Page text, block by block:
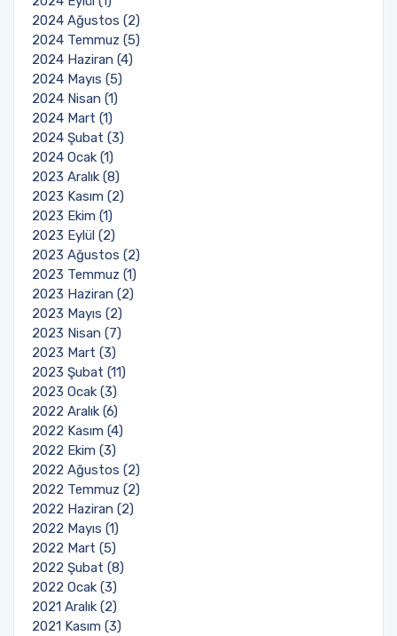
2024 Ağustos (2)
2024 Temmuz (5)
2024 Haziran (4)
2024 Mayıs (5)
2024 Nisan (1)
2024 Mart (1)
2024 Şubat (3)
2024 Ocak (1)
2023 Aralık (8)
2023 Kasım (2)
2023 Ekim (1)
2023 Eylül (2)
2023 Ağustos (2)
2023 Temmuz (1)
2023 Haziran (2)
2023 Mayıs (2)
2023 Nisan (7)
2023 Mart (3)
2023 Şubat (11)
2023 Ocak (3)
2022 Aralık (6)
2022 Kasım (4)
2022 Ekim (3)
2022 Ağustos (2)
2022 Temmuz (2)
2022 Haziran (2)
2022 Mayıs (1)
2022 Mart (5)
2022 Şubat (8)
2022 Ocak (3)
2021 Aralık (2)
2021 Kasım (3)